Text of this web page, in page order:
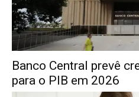
Banco Central prevê
para o PIB em 2026